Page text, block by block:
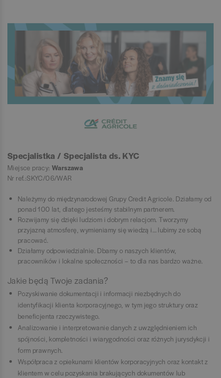
Specjalistka / Specjalista ds. KYC
Miejsce pracy: Warszawa
Nr ref.:SKYC/06/WAR
Należymy do międzynarodowej Grupy Credit Agricole. Działamy od
ponad 100 lat, dlatego jesteśmy stabilnym partnerem.
Rozwijamy się dzięki ludziom i dobrym relacjom. Tworzymy
przyjazną atmosferę, wymieniamy się wiedzą i… lubimy ze sobą
pracować.
Działamy odpowiedzialnie. Dbamy o naszych klientów,
pracowników i lokalne społeczności – to dla nas bardzo ważne.
Jakie będą Twoje zadania?
Pozyskiwanie dokumentacji i informacji niezbędnych do
identyfikacji klienta korporacyjnego, w tym jego struktury oraz
beneficjenta rzeczywistego.
Analizowanie i interpretowanie danych z uwzględnieniem ich
spójności, kompletności i wiarygodności oraz różnych jurysdykcji i
form prawnych.
Współpraca z opiekunami klientów korporacyjnych oraz kontakt z
klientem w celu pozyskania brakujących dokumentów lub